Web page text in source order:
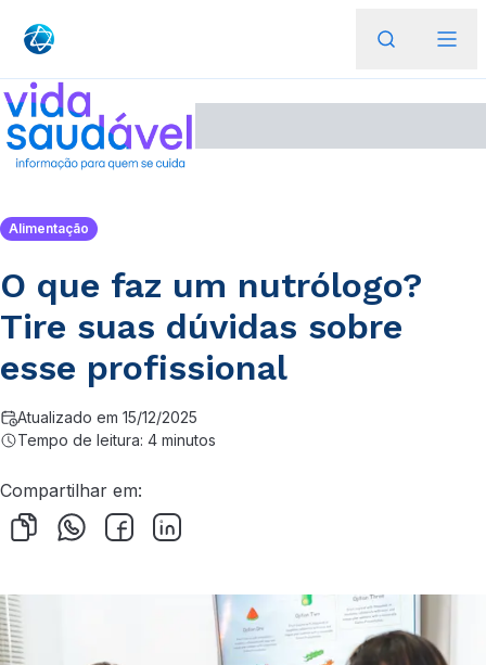
Alimentação
O que faz um nutrólogo?
Tire suas dúvidas sobre
esse profissional
Atualizado em 15/12/2025
Tempo de leitura: 4 minutos
Compartilhar em: